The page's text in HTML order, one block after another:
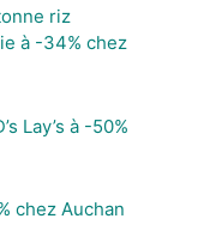
riz
à -34% chez
Lay’s à -50%
chez Auchan